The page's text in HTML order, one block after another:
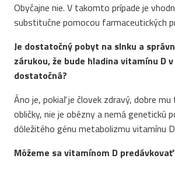
Obyčajne nie. V takomto prípade je
substitučne pomocou farmaceutických
Je dostatočný pobyt na slnku a
zárukou, že bude hladina vitamínu D
dostatočná?
Áno je, pokiaľ je človek zdravý, dobre mu
obličky, nie je obézny a nemá genetickú
dôležitého génu metabolizmu vitamínu
Môžeme sa vitamínom D